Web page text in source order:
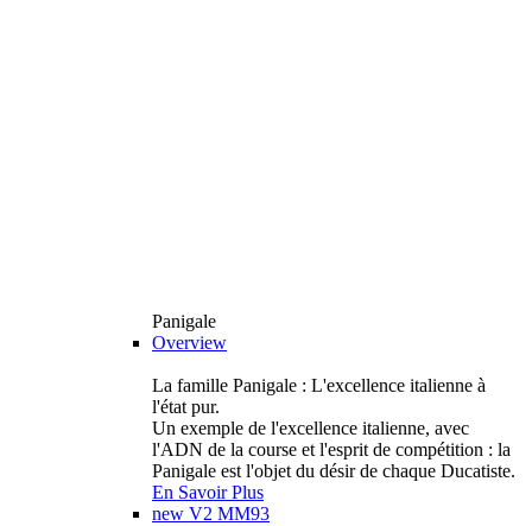
Panigale
Overview
La famille Panigale : L'excellence italienne à
l'état pur.
Un exemple de l'excellence italienne, avec
l'ADN de la course et l'esprit de compétition : la
Panigale est l'objet du désir de chaque Ducatiste.
En Savoir Plus
new V2 MM93